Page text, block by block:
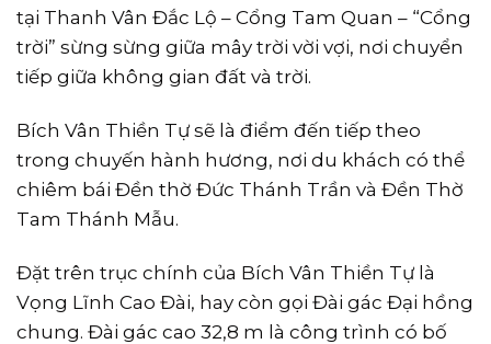
tại Thanh Vân Đắc Lộ – Cổng Tam Quan – “Cổng
trời” sừng sừng giữa mây trời vời vợi, nơi chuyển
tiếp giữa không gian đất và trời.
Bích Vân Thiền Tự sẽ là điểm đến tiếp theo
trong chuyến hành hương, nơi du khách có thể
chiêm bái Đền thờ Đức Thánh Trần và Đền Thờ
Tam Thánh Mẫu.
Đặt trên trục chính của Bích Vân Thiền Tự là
Vọng Lĩnh Cao Đài, hay còn gọi Đài gác Đại hồng
chung. Đài gác cao 32,8 m là công trình có bố